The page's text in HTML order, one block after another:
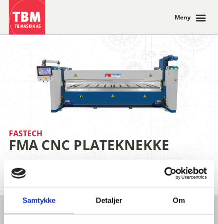
Samtykke Detaljer Om
Meny
FASTECH
FMA CNC PLATEKNEKKE
Combi CNC motorisert knekke med roterbar
overvange